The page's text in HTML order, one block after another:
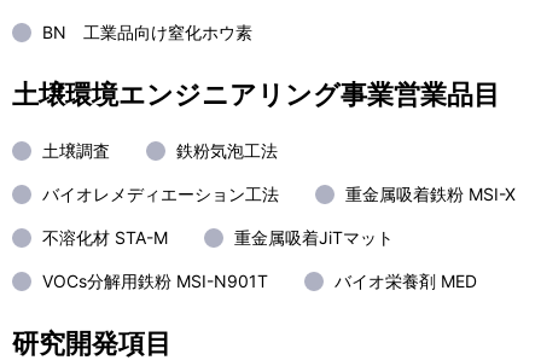
BN 工業品向け窒化ホウ素
土壌環境エンジニアリング事業営業品目
土壌調査 鉄粉気泡工法
バイオレメディエーション工法 重金属吸着鉄粉 MSI-X
不溶化材 STA-M 重金属吸着JiTマット
VOCs分解用鉄粉 MSI-N901T バイオ栄養剤 MED
研究開発項目